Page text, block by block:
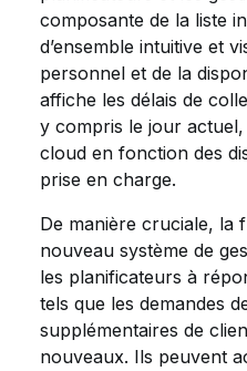
composante de la liste
d’ensemble intuitive et
personnel et de la
affiche les délais de
y compris le jour
cloud en fonction des
prise en charge.
De manière cruciale, la
nouveau système de
les planificateurs à
tels que les demandes
supplémentaires de
nouveaux. Ils peuvent